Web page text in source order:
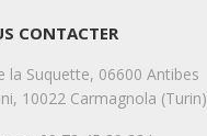
CONTACTER
la Suquette, 06600 Antibes
10022 Carmagnola (Turin)